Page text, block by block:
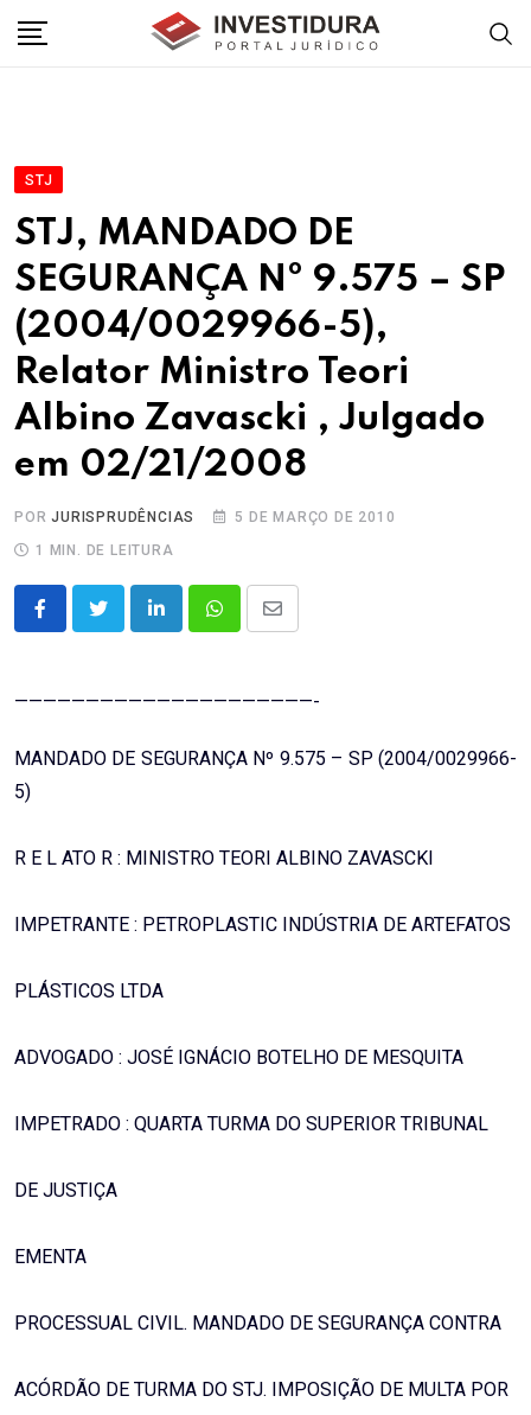
STJ
STJ, MANDADO DE
SEGURANÇA Nº 9.575 – SP
(2004/0029966-5),
Relator Ministro Teori
Albino Zavascki , Julgado
em 02/21/2008
PORJURISPRUDÊNCIAS
5 DE MARÇO DE 2010
1 MIN. DE LEITURA
LinkedInWhatsappShare
—————————————————————-
MANDADO DE SEGURANÇA Nº 9.575 – SP (2004/0029966-
5)
R E L ATO R : MINISTRO TEORI ALBINO ZAVASCKI
IMPETRANTE : PETROPLASTIC INDÚSTRIA DE ARTEFATOS
PLÁSTICOS LTDA
ADVOGADO : JOSÉ IGNÁCIO BOTELHO DE MESQUITA
IMPETRADO : QUARTA TURMA DO SUPERIOR TRIBUNAL
DE JUSTIÇA
EMENTA
PROCESSUAL CIVIL. MANDADO DE SEGURANÇA CONTRA
ACÓRDÃO DE TURMA DO STJ. IMPOSIÇÃO DE MULTA POR